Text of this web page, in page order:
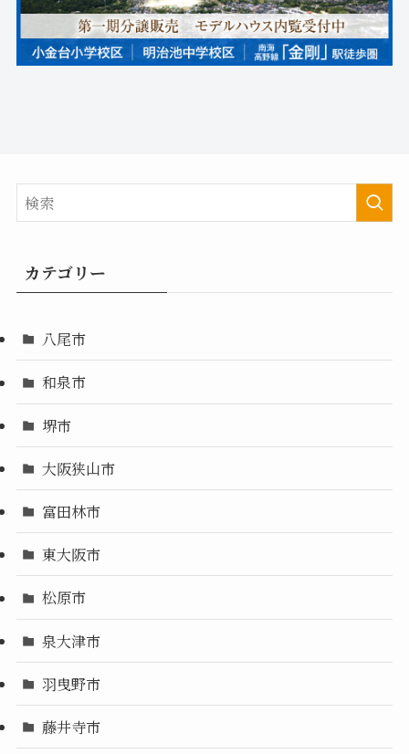
カテゴリー
八尾市
和泉市
堺市
大阪狭山市
富田林市
東大阪市
松原市
泉大津市
羽曳野市
藤井寺市